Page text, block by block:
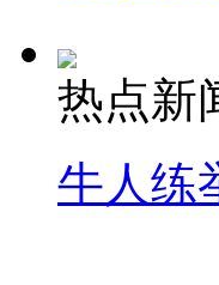
热点新
牛人练